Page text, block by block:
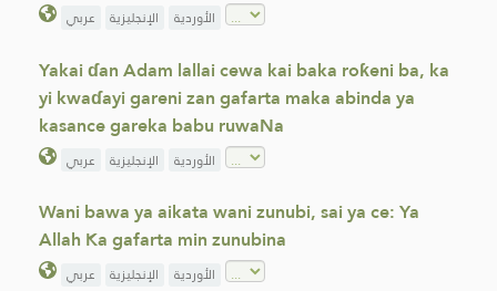
عربي الإنجليزية الأوردية
Yakai ɗan Adam lallai cewa kai baka roƙeni ba, ka
yi kwaɗayi gareni zan gafarta maka abinda ya
kasance gareka babu ruwaNa
عربي الإنجليزية الأوردية
Wani bawa ya aikata wani zunubi, sai ya ce: Ya
Allah Ka gafarta min zunubina
عربي الإنجليزية الأوردية